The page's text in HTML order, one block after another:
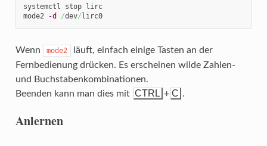
systemctl stop lirc
mode2
-d /dev/ lirc0
Wenn mode2
läuft, einfach einige Tasten an der
Fernbedienung drücken. Es erscheinen wilde Zahlen-
und Buchstabenkombinationen.
Beenden kann man dies mit CTRL + C .
Anlernen